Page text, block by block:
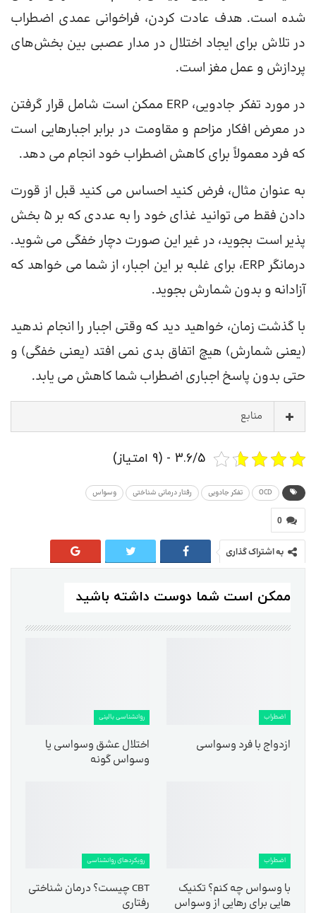
شده است. هدف عادت کردن، فراخوانی عمدی اضطراب
در تلاش برای ایجاد اختلال در مدار عصبی بین بخش‌های
پردازش و عمل مغز است.
در مورد تفکر جادویی، ERP ممکن است شامل قرار گرفتن
در معرض افکار مزاحم و مقاومت در برابر اجبارهایی است
که فرد معمولاً برای کاهش اضطراب خود انجام می دهد.
به عنوان مثال، فرض کنید احساس می کنید قبل از قورت
دادن فقط می توانید غذای خود را به عددی که بر 5 بخش
پذیر است بجوید، در غیر این صورت دچار خفگی می شوید.
درمانگر ERP، برای غلبه بر این اجبار، از شما می خواهد که
آزادانه و بدون شمارش بجوید.
با گذشت زمان، خواهید دید که وقتی اجبار را انجام ندهید
(یعنی شمارش) هیچ اتفاق بدی نمی افتد (یعنی خفگی) و
حتی بدون پاسخ اجباری اضطراب شما کاهش می یابد.
منابع
3.6/5 - (9 امتیاز)
OCD تفکر جادویی رفتار درمانی شناختی وسواس
0
به اشتراک گذاری
ممکن است شما دوست داشته باشید
اضطراب
ازدواج با فرد وسواسی
روانشناسی بالینی
اختلال عشق وسواسی یا
وسواس گونه
اضطراب
با وسواس چه کنم؟ تکنیک
هایی برای رهایی از وسواس
رویکردهای روانشناسی
CBT چیست؟ درمان شناختی
رفتاری